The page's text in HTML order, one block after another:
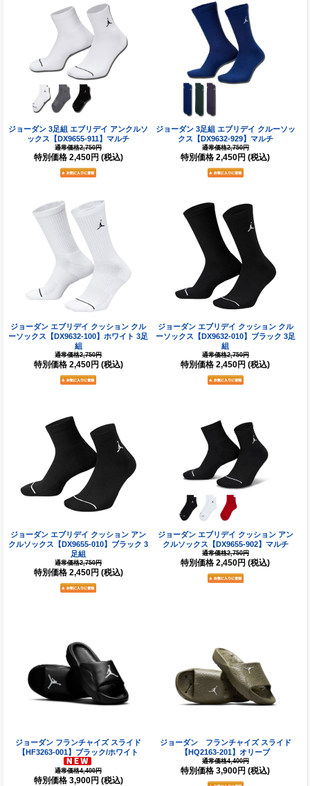
ジョーダン 3足組 エブリデイ アンクルソ
ックス【DX9655-911】マルチ
通常価格2,750円
特別価格 2,450円 (税込)
ジョーダン 3足組 エブリデイ クルーソッ
クス【DX9632-929】マルチ
通常価格2,750円
特別価格 2,450円 (税込)
ジョーダン エブリデイ クッション クル
ーソックス【DX9632-100】ホワイト 3足
組
通常価格2,750円
特別価格 2,450円 (税込)
ジョーダン エブリデイ クッション クル
ーソックス【DX9632-010】ブラック 3足
組
通常価格2,750円
特別価格 2,450円 (税込)
ジョーダン エブリデイ クッション アン
クルソックス【DX9655-010】ブラック 3
足組
通常価格2,750円
特別価格 2,450円 (税込)
ジョーダン エブリデイ クッション アン
クルソックス【DX9655-902】マルチ
通常価格2,750円
特別価格 2,450円 (税込)
ジョーダン フランチャイズ スライド
【HF3263-001】ブラック/ホワイト
通常価格4,400円
特別価格 3,900円 (税込)
ジョーダン フランチャイズ スライド
【HQ2163-201】オリーブ
通常価格4,400円
特別価格 3,900円 (税込)